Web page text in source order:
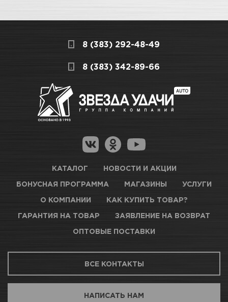
СКЛАДСКОЙ КОМПЛЕКС
Нет в наличии
Новосибирск, Петухова, 27/3
КАРТА ПРОЕЗДА И КОНТАКТЫ
Новосибирск, Богдана Хмельницкого, 1/1
получение товара максимально комфортными,
поэтому подготовили для Вас самую
Как купить товар?
Гарантия на товар
Магазины для получения товара
Оптовые поставки
8 (383) 292-48-49
8 (383) 342-89-66
КАТАЛОГ НОВОСТИ И АКЦИИ
БОНУСНАЯ ПРОГРАММА МАГАЗИНЫ УСЛУГИ
О КОМПАНИИ КАК КУПИТЬ ТОВАР?
ГАРАНТИЯ НА ТОВАР ЗАЯВЛЕНИЕ НА ВОЗВРАТ
ОПТОВЫЕ ПОСТАВКИ
ВСЕ КОНТАКТЫ
НАПИСАТЬ НАМ